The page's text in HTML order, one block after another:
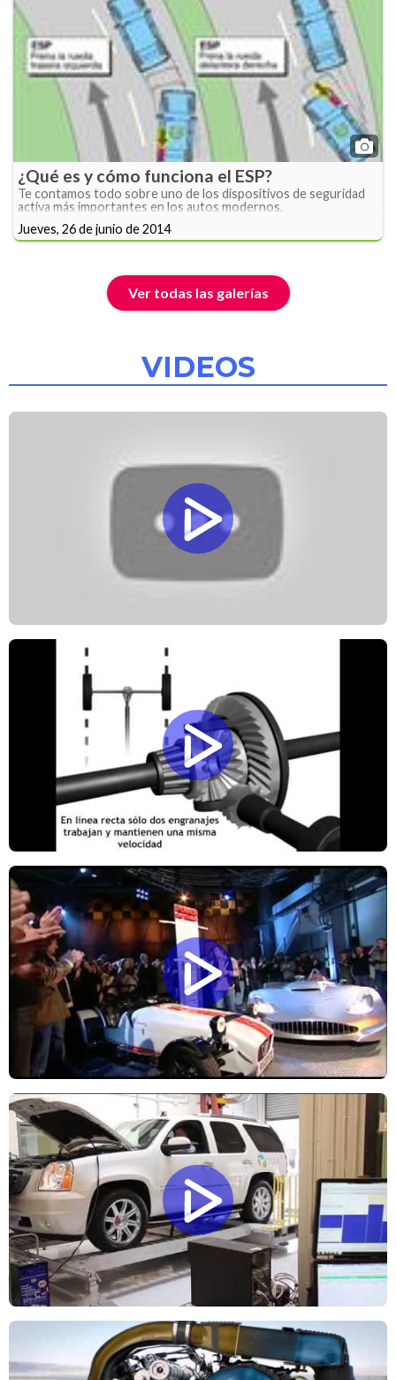
¿Qué es y cómo funciona el ESP?
Te contamos todo sobre uno de los dispositivos de seguridad
activa más importantes en los autos modernos.
Jueves, 26 de junio de 2014
Ver todas las galerías
VIDEOS